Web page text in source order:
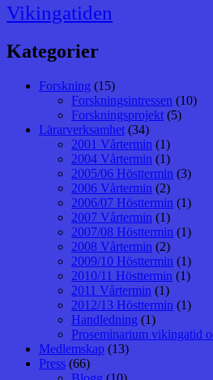
Vikingatiden
Kategorier
Forskning (15)
Forskningsintressen (10)
Forskningsprojekt (5)
Lärarverksamhet (34)
2001 Vårtermin (1)
2004 Vårtermin (1)
2005/06 Hösttermin (3)
2006 Vårtermin (2)
2006/07 Hösttermin (1)
2007 Vårtermin (1)
2007/08 Hösttermin (1)
2008 Vårtermin (2)
2009/10 Hösttermin (1)
2010/11 Hösttermin (1)
2011 Vårtermin (1)
2012/13 Hösttermin (1)
Handledning (1)
Proseminarium vikingatid
Medlemskap (13)
Press (66)